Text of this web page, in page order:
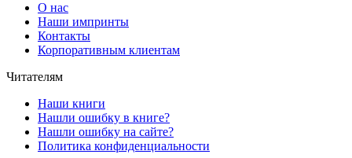
О нас
Наши импринты
Контакты
Корпоративным клиентам
Читателям
Наши книги
Нашли ошибку в книге?
Нашли ошибку на сайте?
Политика конфиденциальности